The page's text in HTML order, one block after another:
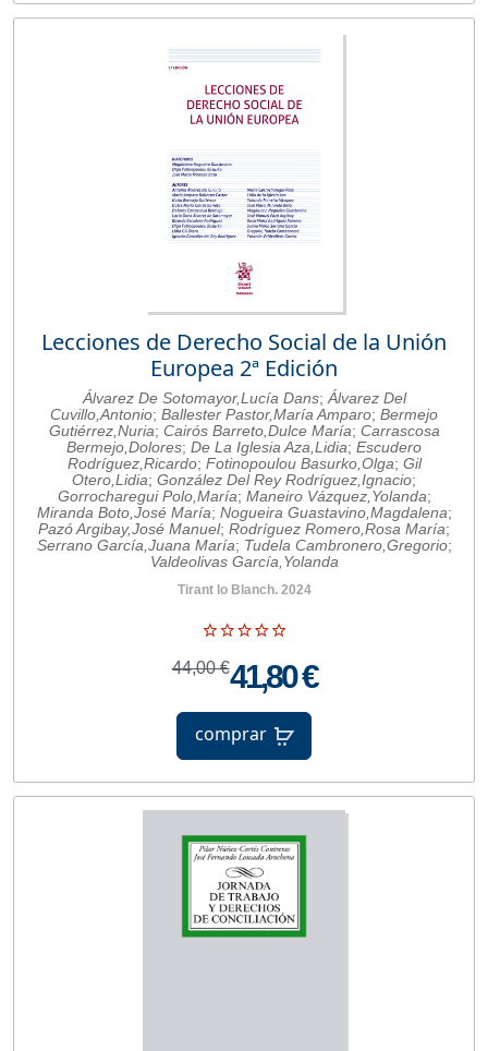
Lecciones de Derecho Social de la Unión
Europea 2ª Edición
Álvarez De Sotomayor,Lucía Dans; Álvarez Del
Cuvillo,Antonio; Ballester Pastor,María Amparo; Bermejo
Gutiérrez,Nuria; Cairós Barreto,Dulce María; Carrascosa
Bermejo,Dolores; De La Iglesia Aza,Lidia; Escudero
Rodríguez,Ricardo; Fotinopoulou Basurko,Olga; Gil
Otero,Lidia; González Del Rey Rodríguez,Ignacio;
Gorrocharegui Polo,María; Maneiro Vázquez,Yolanda;
Miranda Boto,José María; Nogueira Guastavino,Magdalena;
Pazó Argibay,José Manuel; Rodríguez Romero,Rosa María;
Serrano García,Juana María; Tudela Cambronero,Gregorio;
Valdeolivas García,Yolanda
Tirant lo Blanch. 2024
44,00 €41,80 €
comprar